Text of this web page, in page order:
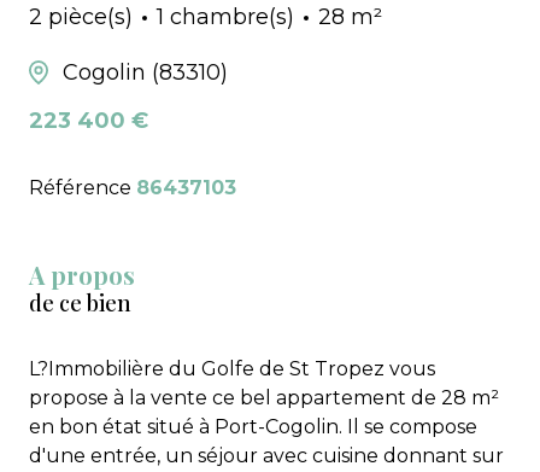
2 pièce(s)
1 chambre(s) 28 m²
Cogolin (83310)
223 400 €
Référence 86437103
A propos
de ce bien
L?Immobilière du Golfe de St Tropez vous
propose à la vente ce bel appartement de 28 m²
en bon état situé à Port-Cogolin. Il se compose
d'une entrée, un séjour avec cuisine donnant sur